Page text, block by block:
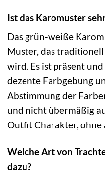
Ist das Karomuster
Das grün-weiße
Muster, das
wird. Es ist präsent
dezente Farbgebung
Abstimmung der
und nicht übermäßig
Outfit Charakter,
Welche Art von
dazu?